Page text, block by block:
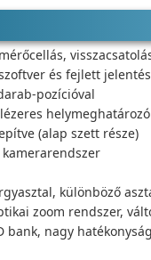
és fejlett
pozícióval
(alap szett része)
különböző
zoom rendszer,
bank, nagy